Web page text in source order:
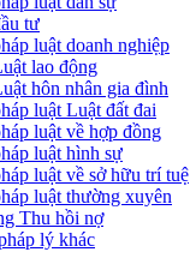
tư
luật doanh nghiệp
lao động
hôn nhân gia đình
luật Luật đất đai
luật về hợp đồng
luật hình sự
luật về sở hữu trí tuệ
luật thường xuyên
Thu hồi nợ
lý khác